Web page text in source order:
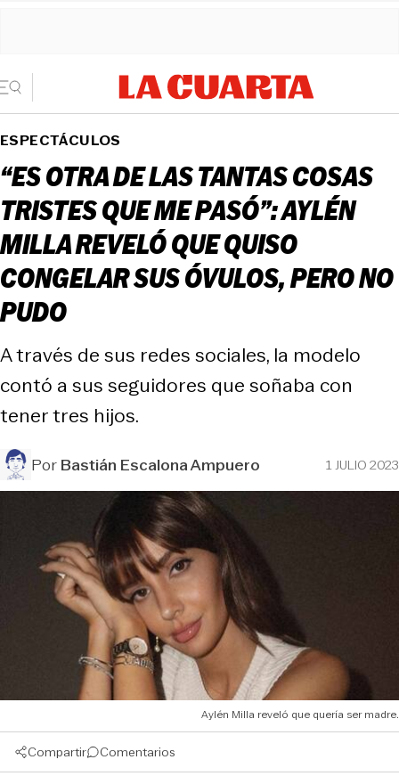
ESPECTÁCULOS
“ES OTRA DE LAS TANTAS COSAS
TRISTES QUE ME PASÓ”: AYLÉN
MILLA REVELÓ QUE QUISO
CONGELAR SUS ÓVULOS, PERO NO
PUDO
A través de sus redes sociales, la modelo
contó a sus seguidores que soñaba con
tener tres hijos.
PorBastián Escalona Ampuero 1 JULIO 2023
Aylén Milla reveló que quería ser madre.
Compartir Comentarios